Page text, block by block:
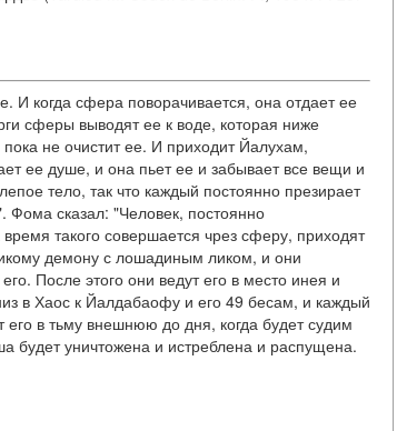
И когда сфера поворачивается, она отдает ее
сферы выводят ее к воде, которая ниже
не очистит ее. И приходит Йалухам,
ее душе, и она пьет ее и забывает все вещи и
тело, так что каждый постоянно презирает
Фома сказал: "Человек, постоянно
такого совершается чрез сферу, приходят
демону с лошадиным ликом, и они
После этого они ведут его в место инея и
в Хаос к Йалдабаофу и его 49 бесам, и каждый
его в тьму внешнюю до дня, когда будет судим
будет уничтожена и истреблена и распущена.